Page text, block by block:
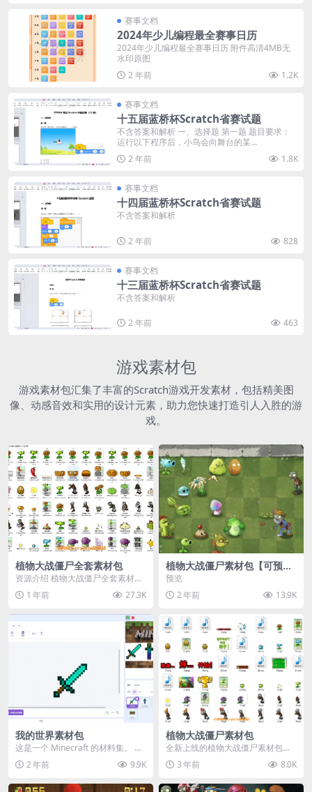
赛事文档
2024年少儿编程最全赛事日历
2024年少儿编程最全赛事日历 附件高清4MB无
水印原图
2 年前
1.2K
赛事文档
十五届蓝桥杯Scratch省赛试题
不含答案和解析 一、选择题 第一题 题目要求：
运行以下程序后，小鸟会向舞台的某...
2 年前
1.8K
赛事文档
十四届蓝桥杯Scratch省赛试题
不含答案和解析
2 年前 828
赛事文档
十三届蓝桥杯Scratch省赛试题
不含答案和解析
2 年前 463
游戏素材包
游戏素材包汇集了丰富的Scratch游戏开发素材，包括精美图
像、动感音效和实用的设计元素，助力您快速打造引人入胜的游
戏。
植物大战僵尸全套素材包
资源介绍 植物大战僵尸全套素材
包，包含227个丰富多样的素材，
涵盖角色、背景、动...
1 年前 27.3K
植物大战僵尸素材包【可预
览】
预览
2 年前
13.9K
我的世界素材包
这是一个 Minecraft 的材料集。 操
作方法如下： 工具 → 右箭头 怪物...
2 年前 9.9K
植物大战僵尸素材包
全新上线的植物大战僵尸素材包，
内含48个精选资源，涵盖角色、场
景、音效等多样内容...
3 年前 8.0K